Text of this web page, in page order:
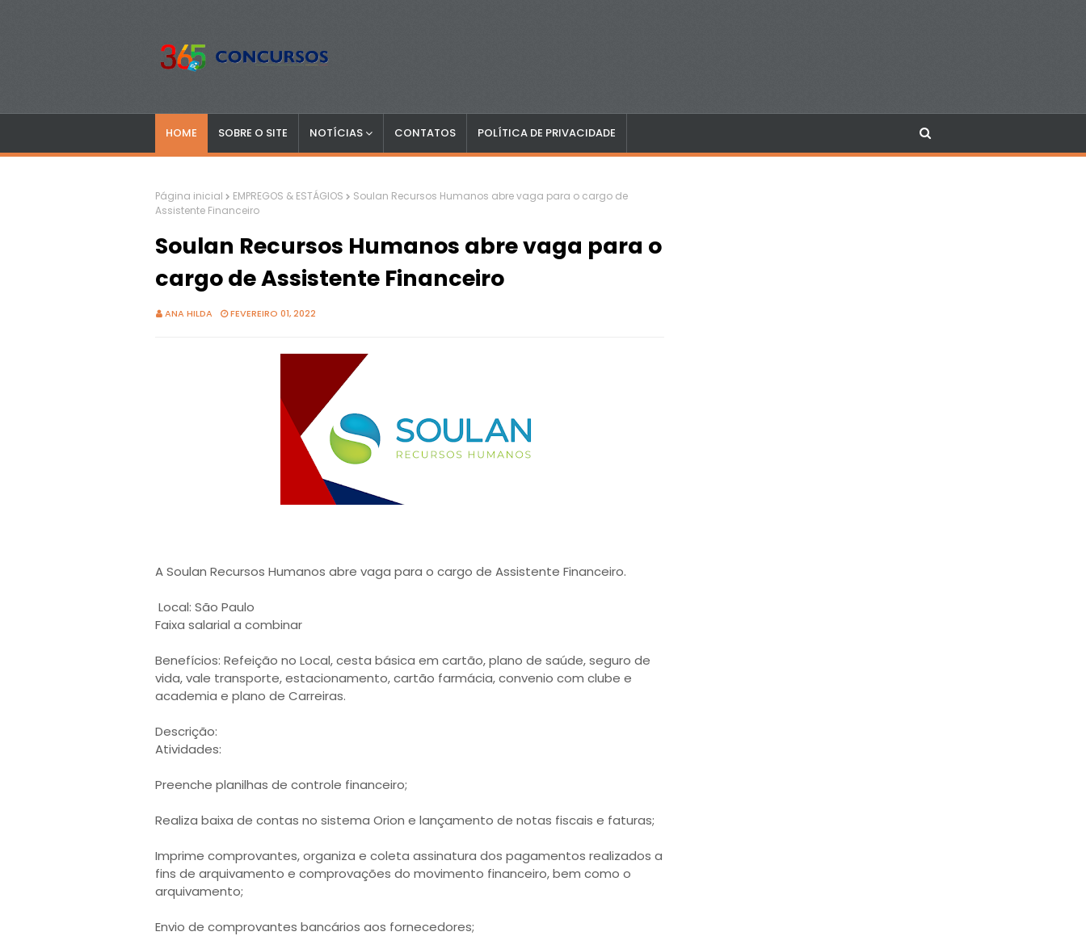
HOME SOBRE O SITE NOTÍCIAS CONTATOS POLÍTICA DE PRIVACIDADE
Página inicial EMPREGOS & ESTÁGIOS
Soulan Recursos Humanos abre vaga para o cargo de
Assistente Financeiro
Soulan Recursos Humanos abre vaga para o
cargo de Assistente Financeiro
ANA HILDA FEVEREIRO 01, 2022
A Soulan Recursos Humanos abre vaga para o cargo de Assistente Financeiro.
Local: São Paulo
Faixa salarial a combinar
Benefícios: Refeição no Local, cesta básica em cartão, plano de saúde, seguro de
vida, vale transporte, estacionamento, cartão farmácia, convenio com clube e
academia e plano de Carreiras.
Descrição:
Atividades:
Preenche planilhas de controle financeiro;
Realiza baixa de contas no sistema Orion e lançamento de notas fiscais e faturas;
Imprime comprovantes, organiza e coleta assinatura dos pagamentos realizados a
fins de arquivamento e comprovações do movimento financeiro, bem como o
arquivamento;
Envio de comprovantes bancários aos fornecedores;